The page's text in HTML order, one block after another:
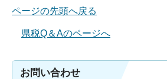
ページの先頭へ戻る
県税Q＆Aのページへ
お問い合わせ